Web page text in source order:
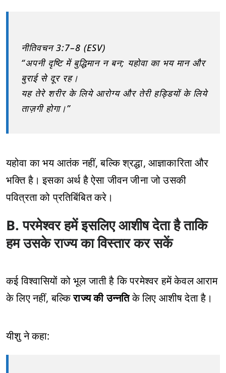
नीतिवचन 3:7–8 (ESV)
“अपनी दृष्टि में बुद्धिमान न बन; यहोवा का भय मान और
बुराई से दूर रह।
यह तेरे शरीर के लिये आरोग्य और तेरी हड्डियों के लिये
ताज़गी होगा।”
यहोवा का भय आतंक नहीं, बल्कि श्रद्धा, आज्ञाकारिता और
भक्ति है। इसका अर्थ है ऐसा जीवन जीना जो उसकी
पवित्रता को प्रतिबिंबित करे।
B. परमेश्वर हमें इसलिए आशीष देता है ताकि
हम उसके राज्य का विस्तार कर सकें
कई विश्वासियों को भूल जाती है कि परमेश्वर हमें केवल आराम
के लिए नहीं, बल्किराज्य की उन्नतिके लिए आशीष देता है।
यीशु ने कहा: